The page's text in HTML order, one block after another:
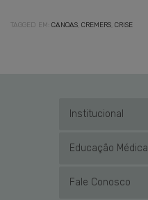
TAGGED EM: CANOAS CREMERS CRISE
Institucional
Educação Médica
Fale Conosco